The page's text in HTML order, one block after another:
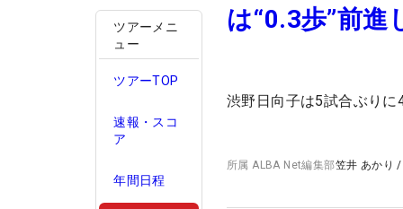
ツアーメニ
ュー
ツアーTOP
速報・スコ
ア
年間日程
は“0.3歩”前進
渋野日向子は5試合ぶり
所属ALBA Net編集部笠井 あかり